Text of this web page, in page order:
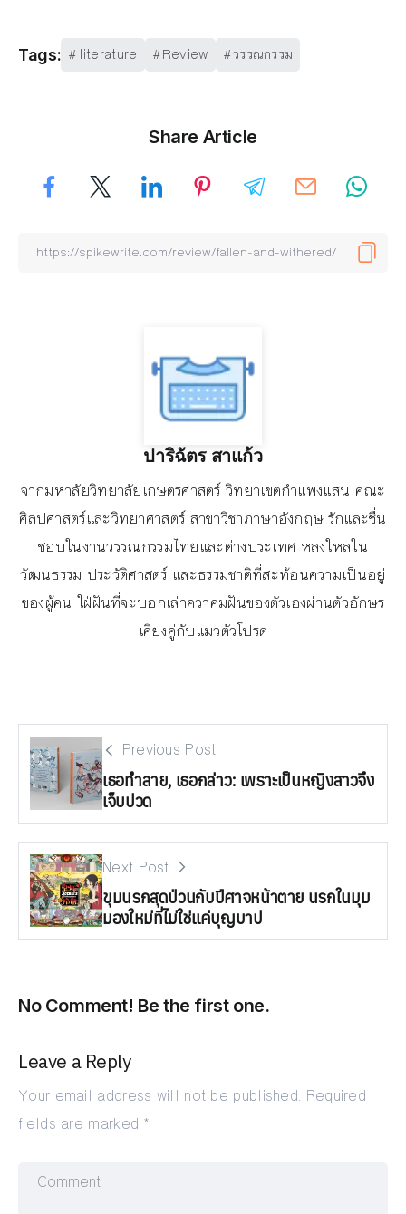
Tags: literature Review วรรณกรรม
Share Article
ปาริฉัตร สาแก้ว
จากมหาลัยวิทยาลัยเกษตรศาสตร์ วิทยาเขตกำแพงแสน คณะ
ศิลปศาสตร์และวิทยาศาสตร์ สาขาวิชาภาษาอังกฤษ รักและชื่น
ชอบในงานวรรณกรรมไทยและต่างประเทศ หลงใหลใน
วัฒนธรรม ประวัติศาสตร์ และธรรมชาติที่สะท้อนความเป็นอยู่
ของผู้คน ใฝ่ฝันที่จะบอกเล่าควาคมฝันของตัวเองผ่านตัวอักษร
เคียงคู่กับแมวตัวโปรด
Previous Post
เธอทำลาย, เธอกล่าว: เพราะเป็นหญิงสาวจึง
เจ็บปวด
Next Post
ขุมนรกสุดป่วนกับปีศาจหน้าตาย นรกในมุม
มองใหม่ที่ไม่ใช่แค่บุญบาป
No Comment! Be the first one.
Leave a Reply
Your email address will not be published. Required
fields are marked *